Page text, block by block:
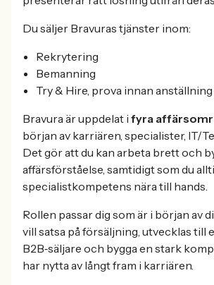
Du säljer Bravuras tjänster inom:
Rekrytering
Bemanning
Try & Hire, prova innan anställning
Bravura är uppdelat i fyra
början av karriären, specialister, IT/
Det gör att du kan arbeta brett och
affärsförståelse, samtidigt som du
specialistkompetens nära till hands.
Rollen passar dig som är i början av
vill satsa på försäljning, utvecklas till
B2B‑säljare och bygga en stark
har nytta av långt fram i karriären.